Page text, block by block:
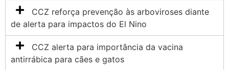
CCZ reforça prevenção às arboviroses diante
de alerta para impactos do El Nino
CCZ alerta para importância da vacina
antirrábica para cães e gatos